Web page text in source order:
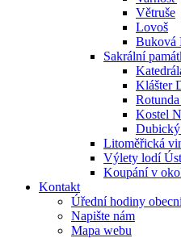
Větruše
Lovoš
Buková
Sakrální
Klášter
Kostel
Dubický
Litoměřická
Výlety lodí
Koupání v
Kontakt
Úřední hodiny
Napište nám
Mapa webu